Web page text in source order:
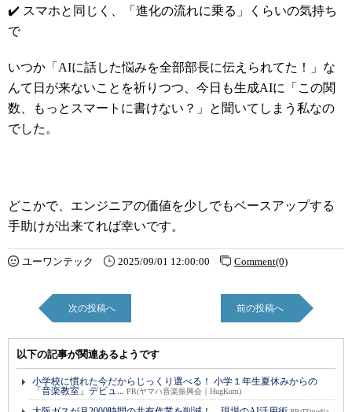
✔️ スマホと同じく、「進化の流れに乗る」くらいの気持ち
で
いつか「AIに話した悩みを全部部長に伝えられてた！」な
んて日が来ないことを祈りつつ、今日も生成AIに「この関
数、もっとスマートに書けない？」と聞いてしまう私なの
でした。
どこかで、エンジニアの価値を少しでもベースアップする
手助けが出来てれば幸いです。
ユーワンテック 2025/09/01 12:00:00 Comment(0)
次の投稿へ 前の投稿へ
以下の記事が関連あるようです
小学校に慣れた今だからじっくり選べる！ 小学１年生夏休みからの
「音楽教室」デビュ... PR(ヤマハ音楽振興会｜HugKum)